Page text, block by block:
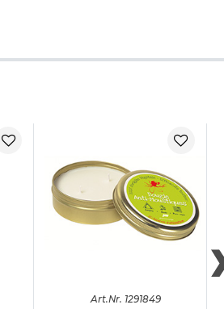
Art.Nr. 1291849